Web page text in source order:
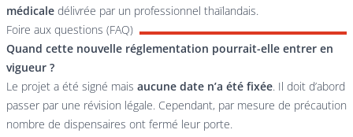
médicale délivrée par un professionnel thaïlandais.
Foire aux questions (FAQ)
Quand cette nouvelle réglementation pourrait-elle entrer en
vigueur ?
Le projet a été signé mais aucune date n’a été fixée. Il doit d’abord
passer par une révision légale. Cependant, par mesure de précaution
nombre de dispensaires ont fermé leur porte.